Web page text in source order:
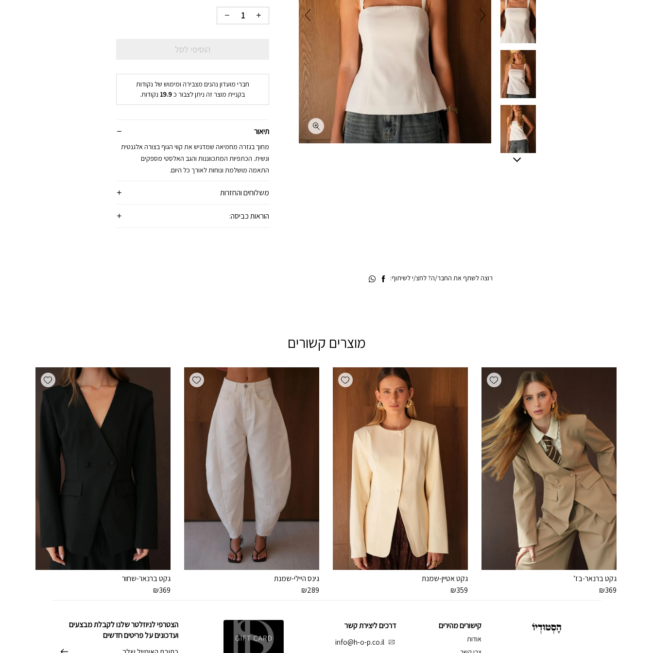
הוסיפי לסל
חברי מועדון נהנים מצבירה ומימוש של נקודות
בקניית מוצר זה ניתן לצבור כ19.9נקודות.
תיאור
מחוך בגזרה מחמיאה שמדגיש את קווי הגוף בצורה אלגנטית
ונשית. הכתפיות המתכווננות והגב האלסטי מספקים
התאמה מושלמת ונוחות לאורך כל היום.
משלוחים והחזרות
הוראות כביסה:
רוצה לשתף את החבר/ה? לחצ/י לשיתוף:
מוצרים קשורים
Add wishlist
גקט ברנאר-בז’
₪369
Add wishlist
גקט אטיין-שמנת
₪359
Add wishlist
גינס היילי-שמנת
₪289
Add wishlist
גקט ברנאר-שחור
₪369
הצטרפי לניוזלטר שלנו לקבלת מבצעים
ועדכונים על פריטים חדשים
דוא׳׳ל
קישורים מהירים
אודות
דרכים ליצירת קשר
info@h-o-p.co.il